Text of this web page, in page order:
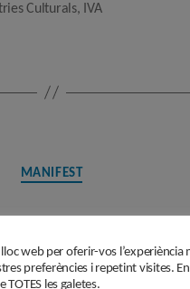
Culturals, IVA
Categories
MANIFEST
web per oferir-vos l’experiència
preferències i repetint visites.
les galetes.